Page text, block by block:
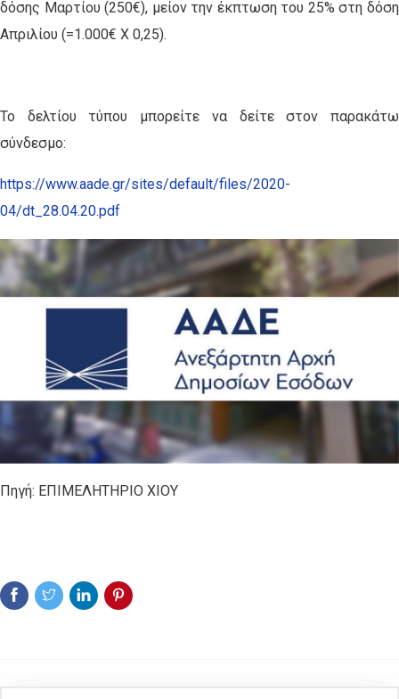
δόσης Μαρτίου (250€), μείον την έκπτωση του 25% στη δόση
Απριλίου (=1.000€ Χ 0,25).
Το δελτίου τύπου μπορείτε να δείτε στον παρακάτω
σύνδεσμο:
https://www.aade.gr/sites/default/files/2020-
04/dt_28.04.20.pdf
Πηγή: ΕΠΙΜΕΛΗΤΗΡΙΟ ΧΙΟΥ